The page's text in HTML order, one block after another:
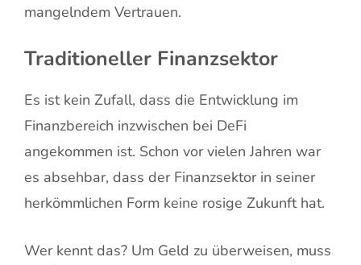
mangelndem Vertrauen.
Traditioneller Finanzsektor
Es ist kein Zufall, dass die Entwicklung im
Finanzbereich inzwischen bei DeFi
angekommen ist. Schon vor vielen Jahren war
es absehbar, dass der Finanzsektor in seiner
herkömmlichen Form keine rosige Zukunft hat.
Wer kennt das? Um Geld zu überweisen, muss